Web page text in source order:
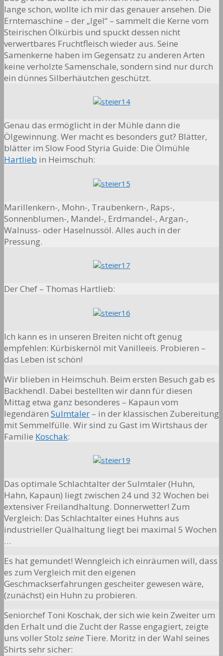
lange schon, wollte ich mir das genauer ansehen. Die
Erntemaschine – der „Igel“ – sammelt die Kerne vom
Steirischen Ölkürbis und spuckt dessen nicht
verwertbares Fruchtfleisch wieder aus. Seine
Samenkerne haben im Gegensatz zu anderen Arten
keine verholzte Samenschale, sondern sind nur durch
ein dünnes Silberhäutchen geschützt.
Genau das ermöglicht in der Mühle dann die
Ölgewinnung. Wer macht es besonders gut? Blätter,
blätter im Slow Food Styria Guide: Die Ölmühle
Hartlieb in Heimschuh:
Marillenkern-, Mohn-, Traubenkern-, Raps-,
Sonnenblumen-, Mandel-, Erdmandel-, Argan-,
Walnuss- oder Haselnussöl. Alles auch in der
Pressung.
Der Chef – Thomas Hartlieb:
Ich kann es in unseren Breiten nicht oft genug
empfehlen: Kürbiskernöl mit Vanilleeis. Probieren –
das Leben ist schön!
Wir blieben in Heimschuh. Beim ersten Besuch gab es
Backhendl. Dabei bestellten wir dann für diesen
Mittag etwa ganz besonderes – Kapaun vom
legendären Sulmtaler – in der klassischen Zubereitung
mit Semmelfülle. Wir sind zu Gast im Wirtshaus der
Familie Koschak:
Das optimale Schlachtalter der Sulmtaler (Huhn,
Hahn, Kapaun) liegt zwischen 24 und 32 Wochen bei
extensiver Freilandhaltung. Donnerwetter! Zum
Vergleich: Das Schlachtalter eines Huhns aus
industrieller Quälhaltung liegt bei maximal 5 Wochen
…
Es hat gemundet! Wenngleich ich einräumen will, dass
es zum Vergleich mit den eigenen
Geschmackserfahrungen gescheiter gewesen wäre,
(zunächst) ein Huhn zu probieren.
Seniorchef Toni Koschak, der sich wie kein Zweiter um
den Erhalt und die Zucht der Rasse engagiert, zeigte
uns voller Stolz seine Tiere. Moritz in der Wahl seines
Shirts sehr sicher: